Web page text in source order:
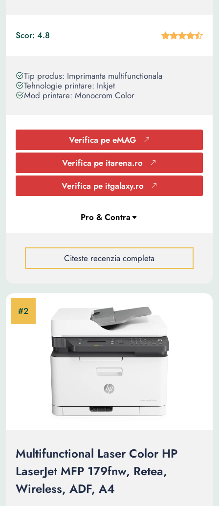
Scor: 4.8
Tip produs: Imprimanta multifunctionala
Tehnologie printare: Inkjet
Mod printare: Monocrom Color
Verifica pe eMAG
Verifica pe itarena.ro
Verifica pe itgalaxy.ro
Citeste recenzia completa
Multifunctional Laser Color HP
LaserJet MFP 179fnw, Retea,
Wireless, ADF, A4